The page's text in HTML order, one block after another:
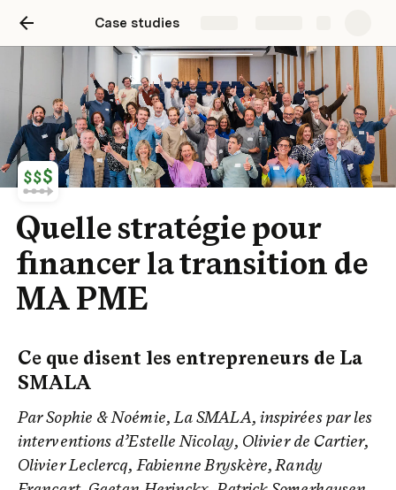
Case studies
Quelle stratégie pour
financer la transition de
MA PME
Ce que disent les entrepreneurs de La
SMALA
Par Sophie & Noémie, La SMALA, inspirées par les
interventions d’Estelle Nicolay, Olivier de Cartier,
Olivier Leclercq, Fabienne Bryskère, Randy